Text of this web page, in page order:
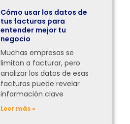
Cómo usar los datos de
tus facturas para
entender mejor tu
negocio
Muchas empresas se
limitan a facturar, pero
analizar los datos de esas
facturas puede revelar
información clave
Leer más »